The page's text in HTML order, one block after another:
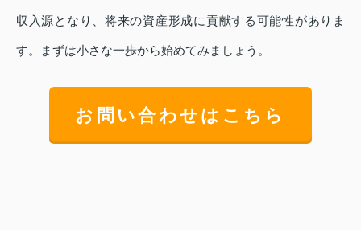
収入源となり、将来の資産形成に貢献する可能性がありま
す。まずは小さな一歩から始めてみましょう。
お問い合わせはこちら